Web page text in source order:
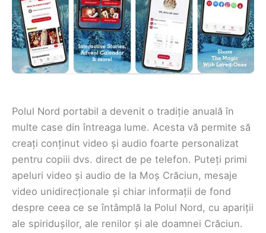
Polul Nord portabil a devenit o tradiție anuală în
multe case din întreaga lume. Acesta vă permite să
creați conținut video și audio foarte personalizat
pentru copiii dvs. direct de pe telefon. Puteți primi
apeluri video și audio de la Moș Crăciun, mesaje
video unidirecționale și chiar informații de fond
despre ceea ce se întâmplă la Polul Nord, cu apariții
ale spiridușilor, ale renilor și ale doamnei Crăciun.